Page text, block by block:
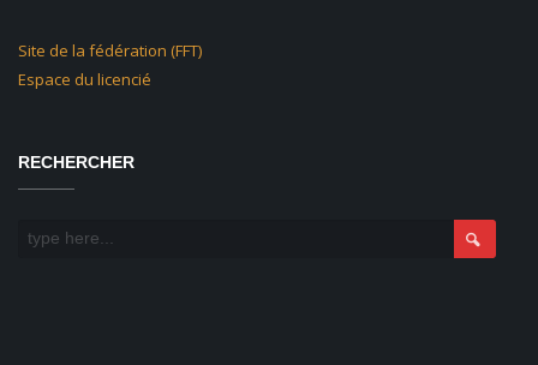
Site de la fédération (FFT)
Espace du licencié
RECHERCHER